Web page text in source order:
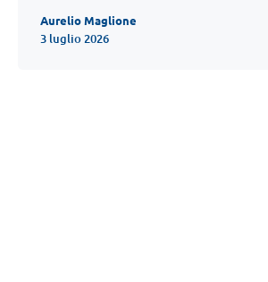
Aurelio Maglione
3 luglio 2026